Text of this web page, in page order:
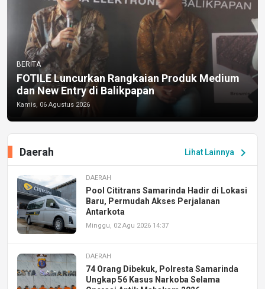
BERITA
FOTILE Luncurkan Rangkaian Produk Medium
dan New Entry di Balikpapan
Kamis, 06 Agustus 2026
Lihat Lainnya chevron_right
Daerah
DAERAH
Pool Cititrans Samarinda Hadir di Lokasi
Baru, Permudah Akses Perjalanan
Antarkota
Minggu, 02 Agu 2026 14:37
DAERAH
74 Orang Dibekuk, Polresta Samarinda
Ungkap 56 Kasus Narkoba Selama